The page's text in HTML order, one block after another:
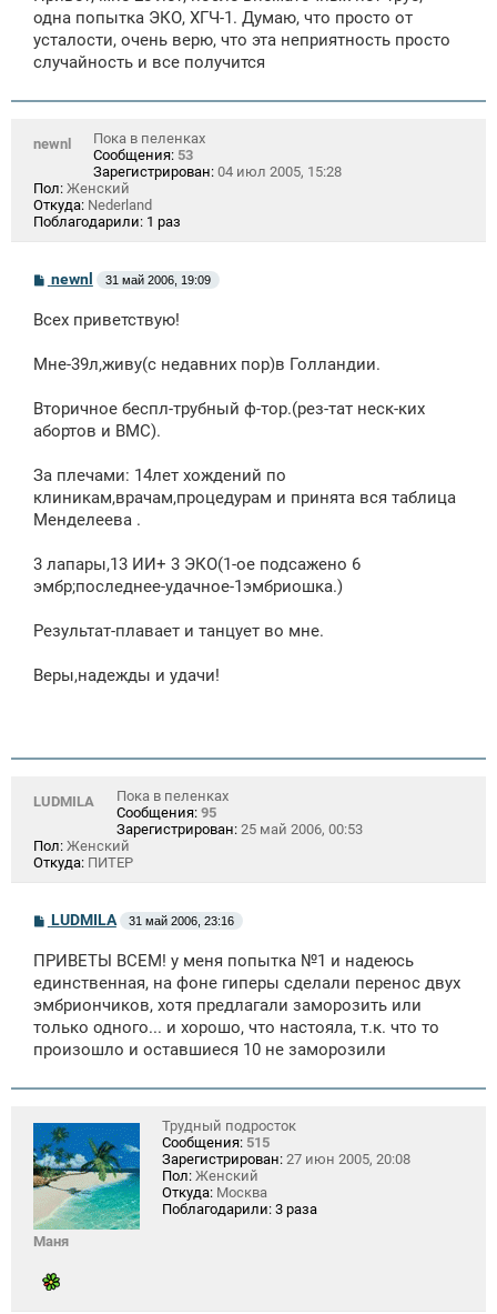
щ
е
н
и
е
одна попытка ЭКО, ХГЧ-1. Думаю, что просто от
усталости, очень верю, что эта неприятность просто
случайность и все получится
newnl
Пока в пеленках
Сообщения: 53
Зарегистрирован: 04 июл 2005, 15:28
Пол: Женский
Откуда: Nederland
Поблагодарили: 1 раз
С
о
б
н
newnl 31 май 2006, 19:09
Всех приветствую!
Мне-39л,живу(с недавних пор)в Голландии.
Вторичное беспл-трубный ф-тор.(рез-тат неск-ких
абортов и ВМС).
За плечами: 14лет хождений по
клиникам,врачам,процедурам и принята вся таблица
Менделеева .
3 лапары,13 ИИ+ 3 ЭКО(1-ое подсажено 6
эмбр;последнее-удачное-1эмбриошка.)
Результат-плавает и танцует во мне.
Веры,надежды и удачи!
LUDMILA
Пока в пеленках
Сообщения: 95
Зарегистрирован: 25 май 2006, 00:53
Пол: Женский
Откуда: ПИТЕР
С
о
б
щ
е
н
и
LUDMILA 31 май 2006, 23:16
ПРИВЕТЫ ВСЕМ! у меня попытка №1 и надеюсь
единственная, на фоне гиперы сделали перенос двух
эмбриончиков, хотя предлагали заморозить или
только одного... и хорошо, что настояла, т.к. что то
произошло и оставшиеся 10 не заморозили
Маня
Трудный подросток
Сообщения: 515
Зарегистрирован: 27 июн 2005, 20:08
Пол: Женский
Откуда: Москва
Поблагодарили: 3 раза